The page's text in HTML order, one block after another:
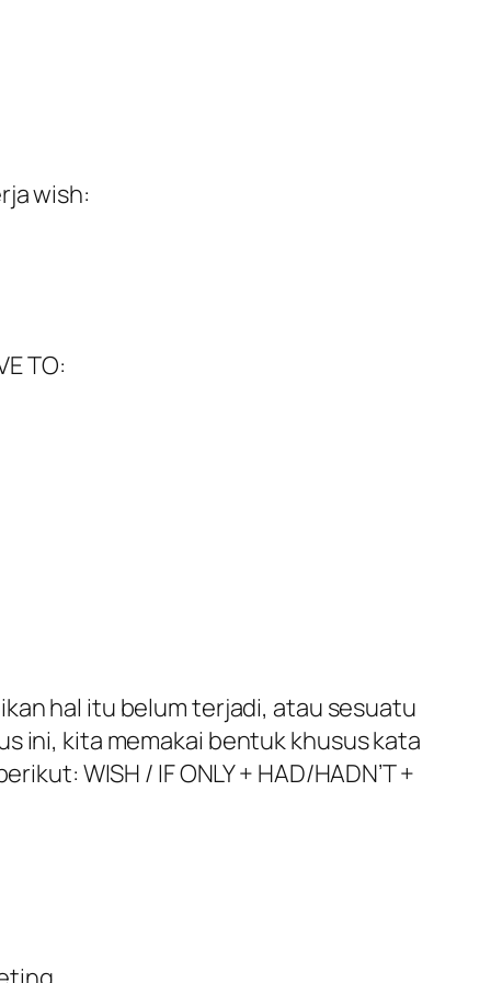
wish:
TO:
hal itu belum terjadi, atau sesuatu
ini, kita memakai bentuk khusus kata
WISH / IF ONLY + HAD/HADN’T +